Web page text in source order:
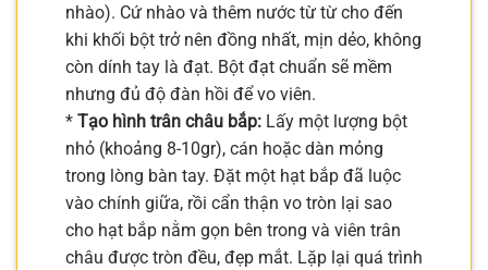
nhào). Cứ nhào và thêm nước từ từ cho đến
khi khối bột trở nên đồng nhất, mịn dẻo, không
còn dính tay là đạt. Bột đạt chuẩn sẽ mềm
nhưng đủ độ đàn hồi để vo viên.
* Tạo hình trân châu bắp: Lấy một lượng bột
nhỏ (khoảng 8-10gr), cán hoặc dàn mỏng
trong lòng bàn tay. Đặt một hạt bắp đã luộc
vào chính giữa, rồi cẩn thận vo tròn lại sao
cho hạt bắp nằm gọn bên trong và viên trân
châu được tròn đều, đẹp mắt. Lặp lại quá trình